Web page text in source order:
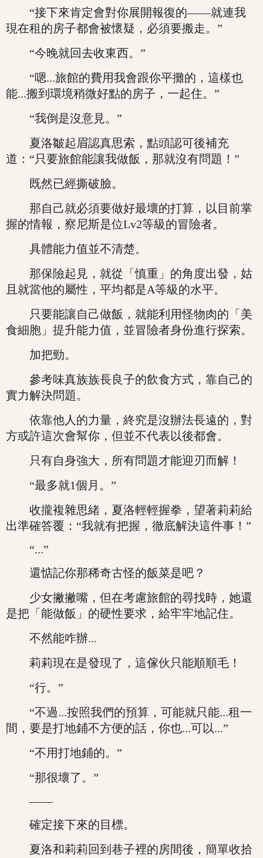
“接下來肯定會對你展開報復的——就連我
現在租的房子都會被懷疑，必須要搬走。”
“今晚就回去收東西。”
“嗯...旅館的費用我會跟你平攤的，這樣也
能...搬到環境稍微好點的房子，一起住。”
“我倒是沒意見。”
夏洛皺起眉認真思索，點頭認可後補充
道：“只要旅館能讓我做飯，那就沒有問題！”
既然已經撕破臉。
那自己就必須要做好最壞的打算，以目前掌
握的情報，察尼斯是位Lv2等級的冒險者。
具體能力值並不清楚。
那保險起見，就從「慎重」的角度出發，姑
且就當他的屬性，平均都是A等級的水平。
只要能讓自己做飯，就能利用怪物肉的「美
食細胞」提升能力值，並冒險者身份進行探索。
加把勁。
參考味真族族長良子的飲食方式，靠自己的
實力解決問題。
依靠他人的力量，終究是沒辦法長遠的，對
方或許這次會幫你，但並不代表以後都會。
只有自身強大，所有問題才能迎刃而解！
“最多就1個月。”
收攏複雜思緒，夏洛輕輕握拳，望著莉莉給
出準確答覆：“我就有把握，徹底解決這件事！”
“...”
還惦記你那稀奇古怪的飯菜是吧？
少女撇撇嘴，但在考慮旅館的尋找時，她還
是把「能做飯」的硬性要求，給牢牢地記住。
不然能咋辦...
莉莉現在是發現了，這傢伙只能順順毛！
“行。”
“不過...按照我們的預算，可能就只能...租一
間，要是打地鋪不方便的話，你也...可以...”
“不用打地鋪的。”
“那很壞了。”
——
確定接下來的目標。
夏洛和莉莉回到巷子裡的房間後，簡單收拾